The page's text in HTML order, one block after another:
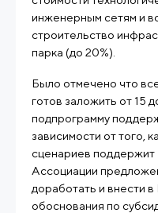
инженерным сетям и
строительство
парка (до 20%).
Было отмечено что
готов заложить от 15
подпрограмму
зависимости от того,
сценариев
Ассоциации
доработать и внести
обоснования по